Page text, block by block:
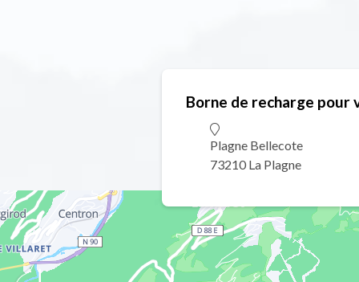
Borne de recharge pour
Plagne Bellecote
73210 La Plagne